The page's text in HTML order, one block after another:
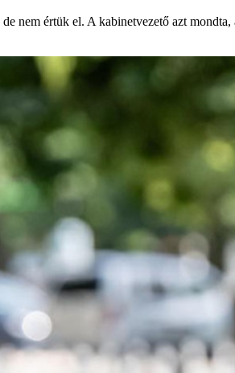
nem értük el. A kabinetvezető azt